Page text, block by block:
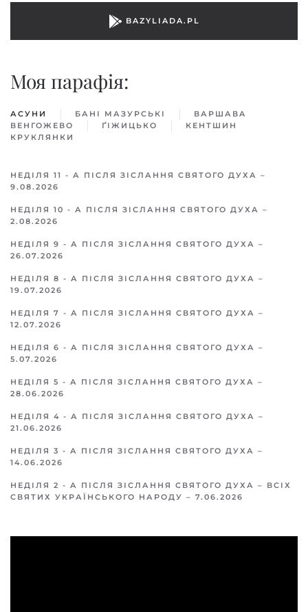
BAZYLIADA.PL
Моя парафiя:
АСУНИ БАНІ МАЗУРСЬКІ
ВАРШАВA
ВЕНГОЖЕВО
ҐІЖИЦЬКO
КЕНТШИН
КРУКЛЯНКИ
НЕДІЛЯ 11 - А ПІСЛЯ ЗІСЛАННЯ СВЯТОГО ДУХА –
9.08.2026
НЕДІЛЯ 10 - А ПІСЛЯ ЗІСЛАННЯ СВЯТОГО ДУХА –
2.08.2026
НЕДІЛЯ 9 - А ПІСЛЯ ЗІСЛАННЯ СВЯТОГО ДУХА –
26.07.2026
НЕДІЛЯ 8 - А ПІСЛЯ ЗІСЛАННЯ СВЯТОГО ДУХА –
19.07.2026
НЕДІЛЯ 7 - А ПІСЛЯ ЗІСЛАННЯ СВЯТОГО ДУХА –
12.07.2026
НЕДІЛЯ 6 - А ПІСЛЯ ЗІСЛАННЯ СВЯТОГО ДУХА –
5.07.2026
НЕДІЛЯ 5 - А ПІСЛЯ ЗІСЛАННЯ СВЯТОГО ДУХА –
28.06.2026
НЕДІЛЯ 4 - А ПІСЛЯ ЗІСЛАННЯ СВЯТОГО ДУХА –
21.06.2026
НЕДІЛЯ 3 - А ПІСЛЯ ЗІСЛАННЯ СВЯТОГО ДУХА –
14.06.2026
НЕДІЛЯ 2 - А ПІСЛЯ ЗІСЛАННЯ СВЯТОГО ДУХА – ВСІХ
СВЯТИХ УКРАЇНСЬКОГО НАРОДУ – 7.06.2026